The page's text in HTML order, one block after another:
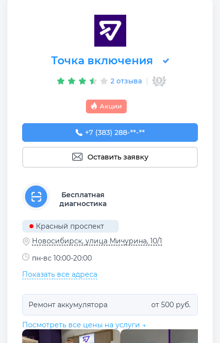
Точка включения
2 отзыва
Акции
+7 (383) 288-88-77
+7 (383) 288-**-**
Оставить заявку
Бесплатная
диагностика
Красный проспект
Новосибирск, улица Мичурина, 10/1
пн-вс 10:00-20:00
Показать все адреса
Ремонт аккумулятора от 500 руб.
Посмотреть все цены на услуги →